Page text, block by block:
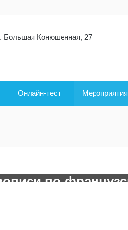
Большая Конюшенная, 27
Онлайн-тест Мероприятия
по-